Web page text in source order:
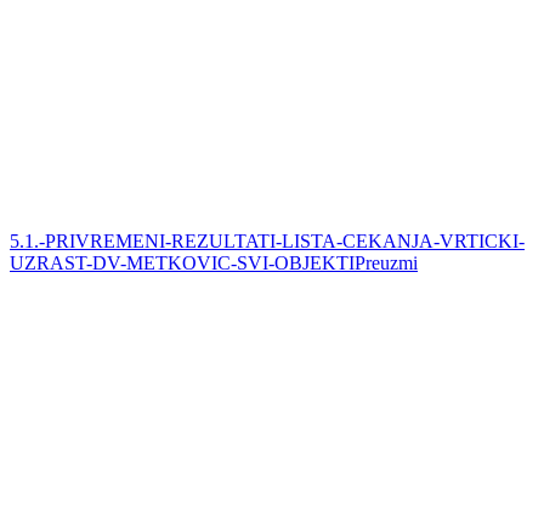
5.1.-PRIVREMENI-REZULTATI-LISTA-CEKANJA-VRTICKI-
UZRAST-DV-METKOVIC-SVI-OBJEKTIPreuzmi